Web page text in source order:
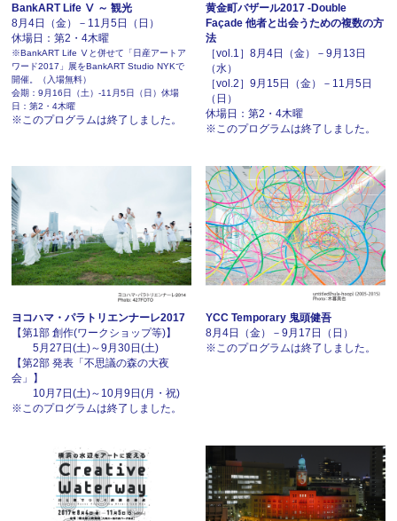
BankART Life Ⅴ ～ 観光
8月4日（金）－11月5日（日）
休場日：第2・4木曜
※BankART Life Ⅴと併せて「日産アートア
ワード2017」展をBankART Studio NYKで
開催。（入場無料）
会期：9月16日（土）-11月5日（日）休場
日：第2・4木曜
※このプログラムは終了しました。
黄金町バザール2017 -Double
Façade 他者と出会うための複数の方
法
［vol.1］8月4日（金）－9月13日
（水）
［vol.2］9月15日（金）－11月5日
（日）
休場日：第2・4木曜
※このプログラムは終了しました。
ヨコハマ・パラトリエンナーレ2017
【第1部 創作(ワークショップ等)】
5月27日(土)～9月30日(土)
【第2部 発表「不思議の森の大夜
会」】
10月7日(土)～10月9日(月・祝)
※このプログラムは終了しました。
YCC Temporary 鬼頭健吾
8月4日（金）－9月17日（日）
※このプログラムは終了しました。